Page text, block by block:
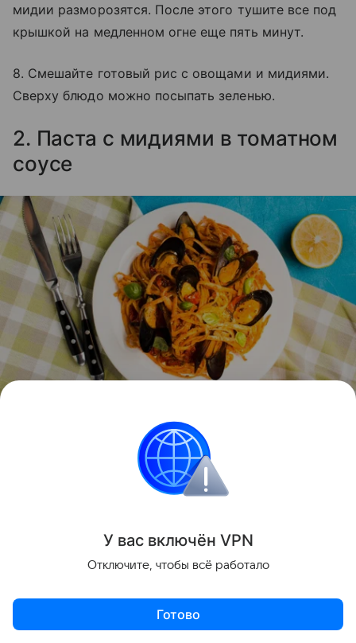
мидии разморозятся. После этого тушите все под
крышкой на медленном огне еще пять минут.
8. Смешайте готовый рис с овощами и мидиями.
Сверху блюдо можно посыпать зеленью.
2. Паста с мидиями в томатном
соусе
источник: Freepik.com
Приготовление блюда займет не больше часа, а по
вкусу оно будет не хуже, чем в ресторане.
У вас включён VPN
Отключите, чтобы всё работало
Готово